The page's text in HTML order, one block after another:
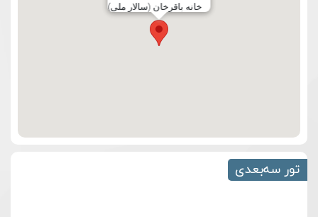
خانه باقرخان (سالار ملی)
تور سه‌بعدی